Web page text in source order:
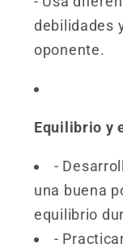
debilidades
oponente.
Equilibrio y
-
una buena
equilibrio
-